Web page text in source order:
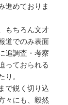
進めておりま
もちろん文才
道でのみ表面
追調査・考察
っておられる
。
で鋭く切り込
々にも、毅然